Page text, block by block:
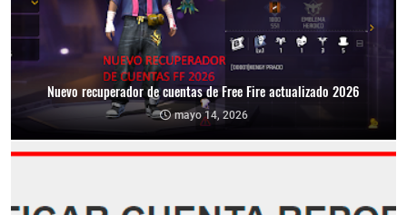
Nuevo recuperador de cuentas de Free Fire actualizado 2026
mayo 14, 2026